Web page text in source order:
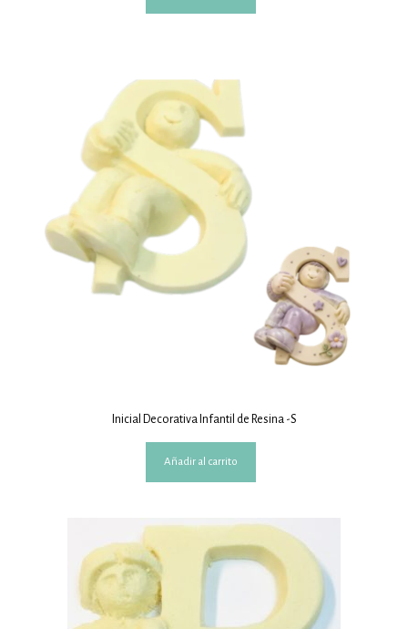
Inicial Decorativa Infantil de Resina -S
Añadir al carrito